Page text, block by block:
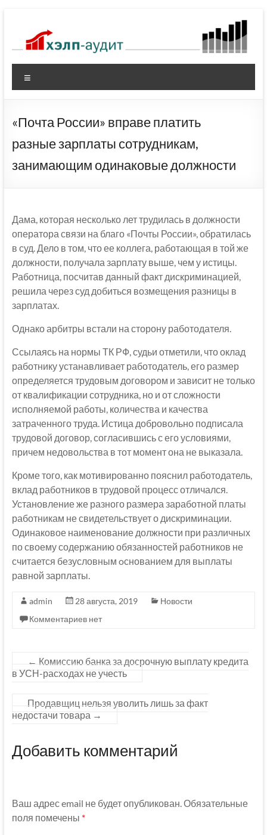
содержимому
«Почта России» вправе платить
разные зарплаты сотрудникам,
занимающим одинаковые должности
Дама, которая несколько лет трудилась в должности
оператора связи на благо «Почты России», обратилась
в суд. Дело в том, что ее коллега, работающая в той же
должности, получала зарплату выше, чем у истицы.
Работница, посчитав данный факт дискриминацией,
решила через суд добиться возмещения разницы в
зарплатах.
Однако арбитры встали на сторону работодателя.
Ссылаясь на нормы ТК РФ, судьи отметили, что оклад
работнику устанавливает работодатель, его размер
определяется трудовым договором и зависит не только
от квалификации сотрудника, но и от сложности
исполняемой работы, количества и качества
затраченного труда. Истица добровольно подписала
трудовой договор, согласившись с его условиями,
причем недовольства в тот момент она не выказала.
Кроме того, как мотивированно пояснил работодатель,
вклад работников в трудовой процесс отличался.
Установление же разного размера заработной платы
работникам не свидетельствует о дискриминации.
Одинаковое наименование должности при различных
по своему содержанию обязанностей работников не
считается безусловным oснованием для выплаты
равной зарплаты.
admin 28 августа, 2019
Новости
Комментариев нет
← Комиссию банка за досрочную выплату кредита
в УСН-расходах не учесть
Продавщиц нельзя уволить лишь за факт
недостачи товара →
Добавить комментарий
Ваш адрес email не будет опубликован. Обязательные
поля помечены *